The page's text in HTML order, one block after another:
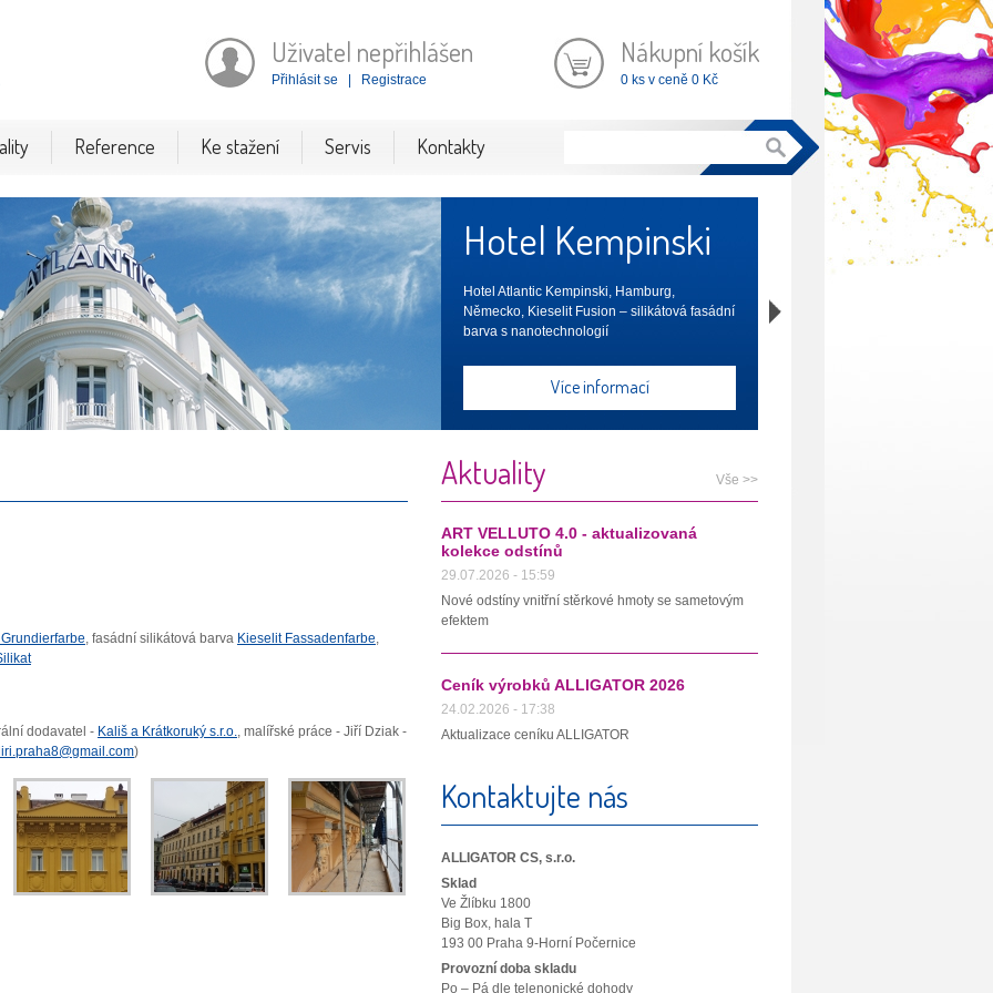
Uživatel nepřihlášen
Přihlásit se Registrace
Nákupní košík
0 ks v ceně 0 Kč
Reference Ke stažení Servis Kontakty
Hotel Kempinski
Hotel Atlantic Kempinski, Hamburg,
Německo, Kieselit Fusion – silikátová fasádní
barva s nanotechnologií
Více informací
, fasádní silikátová barva Kieselit Fassadenfarbe,
dodavatel - Kališ a Krátkoruký s.r.o., malířské práce - Jiří Dziak -
)
Aktuality Vše >>
ART VELLUTO 4.0 - aktualizovaná
kolekce odstínů
29.07.2026 - 15:59
Nové odstíny vnitřní stěrkové hmoty se sametovým
efektem
Ceník výrobků ALLIGATOR 2026
24.02.2026 - 17:38
Aktualizace ceníku ALLIGATOR
Kontaktujte nás
ALLIGATOR CS, s.r.o.
Sklad
Ve Žlíbku 1800
Big Box, hala T
193 00 Praha 9-Horní Počernice
Provozní doba skladu
Po – Pá dle telenonické dohody